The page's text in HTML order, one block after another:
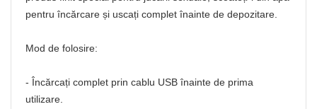
pentru încărcare și uscați complet înainte de depozitare.
Mod de folosire:
- Încărcați complet prin cablu USB înainte de prima
utilizare.